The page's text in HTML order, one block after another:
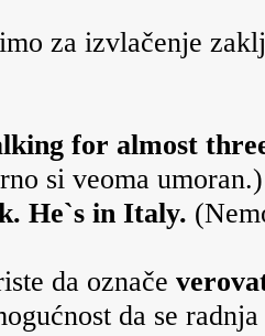
za izvlačenje
for almost
si veoma umoran.)
He`s in Italy.
da označe
da se